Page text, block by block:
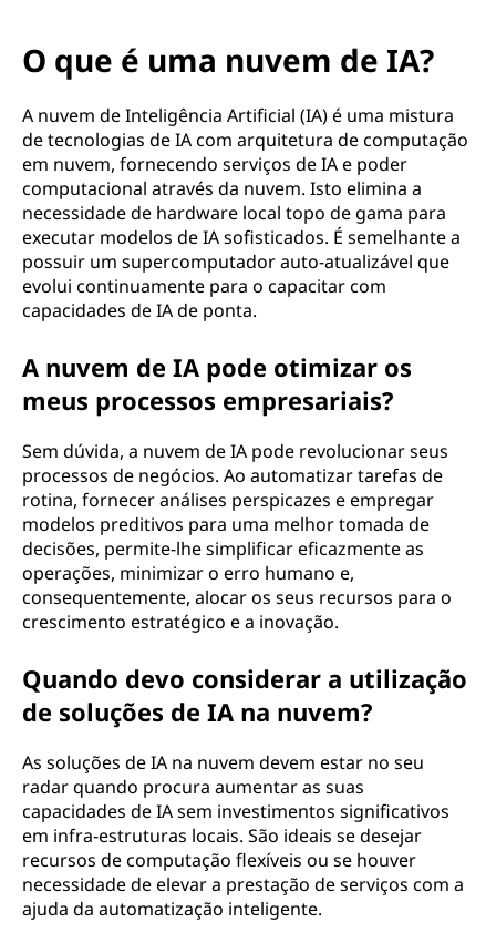
O que é uma nuvem de IA?
A nuvem de Inteligência Artificial (IA) é uma mistura
de tecnologias de IA com arquitetura de computação
em nuvem, fornecendo serviços de IA e poder
computacional através da nuvem. Isto elimina a
necessidade de hardware local topo de gama para
executar modelos de IA sofisticados. É semelhante a
possuir um supercomputador auto-atualizável que
evolui continuamente para o capacitar com
capacidades de IA de ponta.
A nuvem de IA pode otimizar os
meus processos empresariais?
Sem dúvida, a nuvem de IA pode revolucionar seus
processos de negócios. Ao automatizar tarefas de
rotina, fornecer análises perspicazes e empregar
modelos preditivos para uma melhor tomada de
decisões, permite-lhe simplificar eficazmente as
operações, minimizar o erro humano e,
consequentemente, alocar os seus recursos para o
crescimento estratégico e a inovação.
Quando devo considerar a utilização
de soluções de IA na nuvem?
As soluções de IA na nuvem devem estar no seu
radar quando procura aumentar as suas
capacidades de IA sem investimentos significativos
em infra-estruturas locais. São ideais se desejar
recursos de computação flexíveis ou se houver
necessidade de elevar a prestação de serviços com a
ajuda da automatização inteligente.